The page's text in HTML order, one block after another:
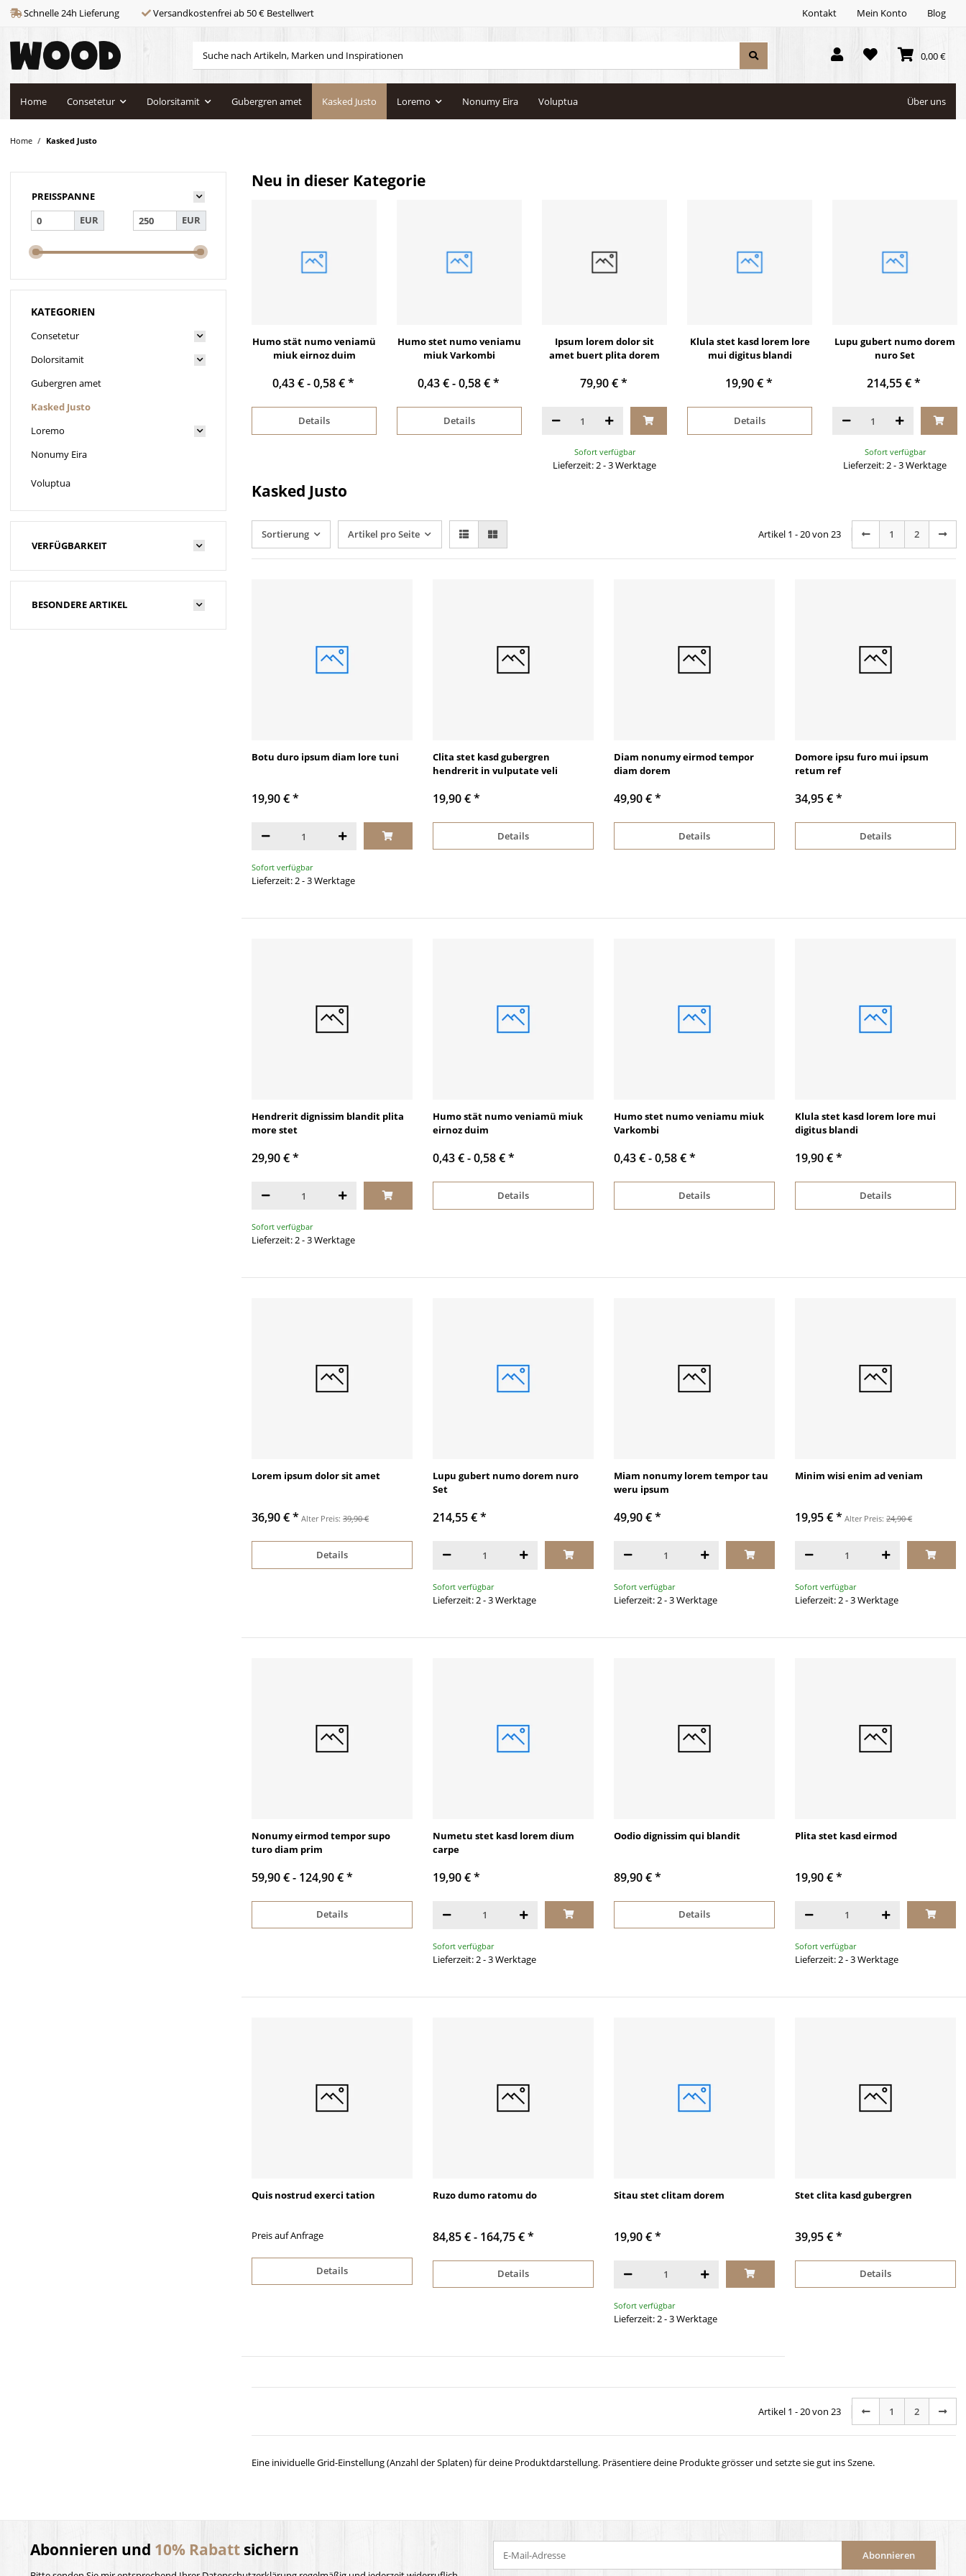
Kontakt Mein Konto Blog
Schnelle 24h Lieferung Versandkostenfrei ab 50 € Bestellwert
0,00 €
Consetetur Dolorsitamit Gubergren amet Kasked Justo Loremo Nonumy Eira Voluptua
Home Über uns
Home Kasked Justo
Neu in dieser Kategorie
numo dorem
nuro Set
€*
verfügbar
Oodio dignissim qui
Humo stät numo veniamü
miuk eirnoz duim
0,43 € -0,58 €*
Details
Humo stet numo veniamu
miuk Varkombi
0,43 € -0,58 €*
Details
Ipsum lorem dolor sit
amet buert plita dorem
79,90 €*
Sofort verfügbar
Lieferzeit: 2 - 3 Werktage
Klula stet kasd lorem lore
mui digitus blandi
19,90 €*
Details
Lupu gubert numo dorem
nuro Set
214,55 €*
Sofort verfügbar
Lieferzeit: 2 - 3 Werktage
Kasked Justo
Sortierung Artikel pro Seite Artikel 1 - 20 von 23 1 2
Botu duro ipsum diam lore tuni
19,90 €*
Sofort verfügbar
Lieferzeit: 2 - 3 Werktage
Clita stet kasd gubergren
hendrerit in vulputate veli
19,90 €*
Details
Diam nonumy eirmod tempor
diam dorem
49,90 €*
Details
Domore ipsu furo mui ipsum
retum ref
34,95 €*
Details
Hendrerit dignissim blandit plita
more stet
29,90 €*
Sofort verfügbar
Lieferzeit: 2 - 3 Werktage
Humo stät numo veniamü miuk
eirnoz duim
0,43 € -0,58 €*
Details
Humo stet numo veniamu miuk
Varkombi
0,43 € -0,58 €*
Details
Klula stet kasd lorem lore mui
digitus blandi
19,90 €*
Details
Lorem ipsum dolor sit amet
36,90 €* Alter Preis: 39,90 €
Details
Lupu gubert numo dorem nuro
Set
214,55 €*
Sofort verfügbar
Lieferzeit: 2 - 3 Werktage
Miam nonumy lorem tempor tau
weru ipsum
49,90 €*
Sofort verfügbar
Lieferzeit: 2 - 3 Werktage
Minim wisi enim ad veniam
19,95 €* Alter Preis: 24,90 €
Sofort verfügbar
Lieferzeit: 2 - 3 Werktage
Nonumy eirmod tempor supo
turo diam prim
59,90 € - 124,90 €*
Details
Numetu stet kasd lorem dium
carpe
19,90 €*
Sofort verfügbar
Lieferzeit: 2 - 3 Werktage
Oodio dignissim qui blandit
89,90 €*
Details
Plita stet kasd eirmod
19,90 €*
Sofort verfügbar
Lieferzeit: 2 - 3 Werktage
Quis nostrud exerci tation
Preis auf Anfrage
Details
Ruzo dumo ratomu do
84,85 € - 164,75 €*
Details
Sitau stet clitam dorem
19,90 €*
Sofort verfügbar
Lieferzeit: 2 - 3 Werktage
Stet clita kasd gubergren
39,95 €*
Details
Artikel 1 - 20 von 23 1 2
Eine inividuelle Grid-Einstellung (Anzahl der Splaten) für deine Produktdarstellung. Präsentiere deine Produkte grösser und setzte sie gut ins Szene.
PREISSPANNE
EUR
EUR
KATEGORIEN
Consetetur
Dolorsitamit
Gubergren amet
Kasked Justo
Loremo
Nonumy Eira
Voluptua
VERFÜGBARKEIT
BESONDERE ARTIKEL
Abonnieren und 10% Rabatt sichern Abonnieren